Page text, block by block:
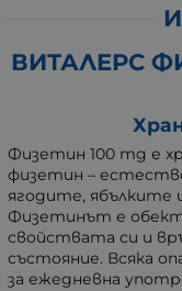
ВИТАЛЕРС
Физетин 100 mg е
физетин –
ягодите, ябълките
Физетинът е обект
свойствата си и
състояние. Всяка
за ежедневна